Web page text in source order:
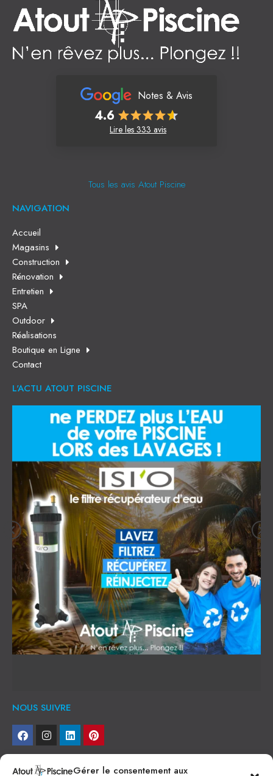
Gérer le consentement aux
Notes & Avis
4.6
Lire les 333 avis
Tous les avis Atout Piscine
NAVIGATION
Accueil
Magasins
Construction
Rénovation
Entretien
SPA
Outdoor
Réalisations
Boutique en Ligne
Contact
L'ACTU ATOUT PISCINE
NOUS SUIVRE
NEWSLETTER